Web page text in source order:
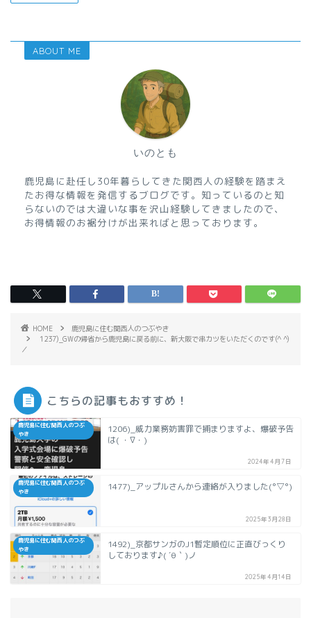
ABOUT ME
いのとも
鹿児島に赴任し30年暮らしてきた関西人の経験を踏まえ
たお得な情報を発信するブログです。知っているのと知
らないのでは大違いな事を沢山経験してきましたので、
お得情報のお裾分けが出来ればと思っております。
HOME
鹿児島に住む関西人のつぶやき
1237)_GWの帰省から鹿児島に戻る前に、新大阪で串カツをいただくのです(^ ^)
／
こちらの記事もおすすめ！
鹿児島に住む関西人のつぶ
やき
1206)_威力業務妨害罪で捕まりますよ、爆破予告
は( ・∇・)
2024年4月7日
鹿児島に住む関西人のつぶ
やき
1477)_アップルさんから連絡が入りました(°▽°)
2025年3月28日
鹿児島に住む関西人のつぶ
やき
1492)_京都サンガのJ1暫定順位に正直びっくり
しております♪( ´θ｀)ノ
2025年4月14日